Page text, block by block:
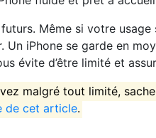
Même si votre
Un iPhone se garde en
évite d’être limité et
malgré tout limité,
de cet article.